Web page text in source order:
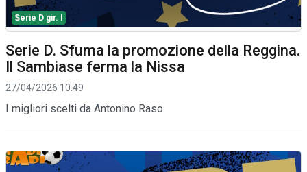
Serie D gir. I
Serie D. Sfuma la promozione della Reggina.
Il Sambiase ferma la Nissa
27/04/2026 10:49
I migliori scelti da Antonino Raso